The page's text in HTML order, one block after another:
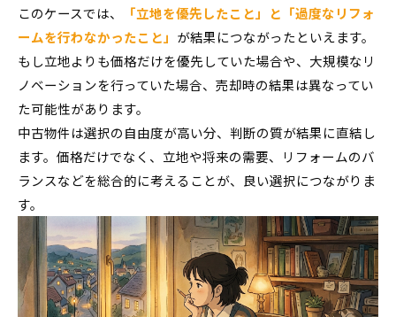
このケースでは、
「立地を優先したこと」と「過度なリフォ
ームを行わなかったこと」 が結果につながったといえます。
もし立地よりも価格だけを優先していた場合や、大規模なリ
ノベーションを行っていた場合、売却時の結果は異なってい
た可能性があります。
中古物件は選択の自由度が高い分、判断の質が結果に直結し
ます。価格だけでなく、立地や将来の需要、リフォームのバ
ランスなどを総合的に考えることが、良い選択につながりま
す。